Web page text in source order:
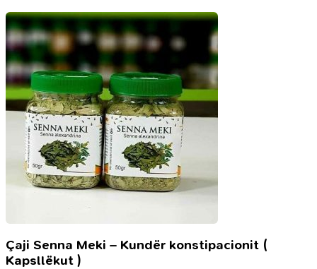
Çaji Senna Meki – Kundër konstipacionit (
Kapsllëkut )